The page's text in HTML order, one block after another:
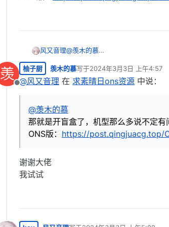
风又音理@羡木的慕
ONS版：https://
羡
离线
柚子厨 羡木的慕写于2024年3月3日 上午4:57
最后由 编辑
@风又音理 在 求素晴日ons资源 中说：
@羡木的慕
那就是开盲盒了，机型那么多说不定有
ONS版： https://post.qingjuacg.top/
谢谢大佬
我试试